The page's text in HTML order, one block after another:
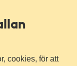
cookies, för att